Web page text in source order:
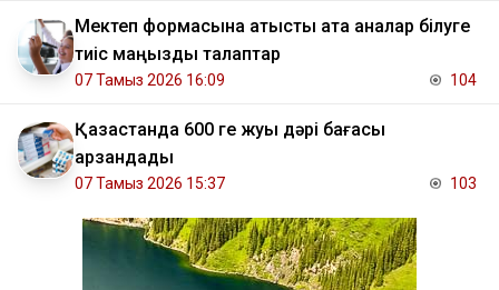
Мектеп формасына қатысты ата аналар білуге
тиіс маңызды талаптар
07 Тамыз 2026 16:09 104
Қазақстанда 600 ге жуық дәрі бағасы
арзандады
07 Тамыз 2026 15:37 103